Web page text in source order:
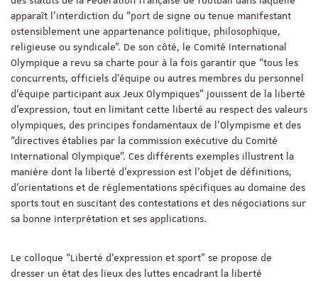
apparaît l’interdiction du “port de signe ou tenue manifestant
ostensiblement une appartenance politique, philosophique,
religieuse ou syndicale”. De son côté, le Comité International
Olympique a revu sa charte pour à la fois garantir que “tous les
concurrents, officiels d'équipe ou autres membres du personnel
d'équipe participant aux Jeux Olympiques” jouissent de la liberté
d'expression, tout en limitant cette liberté au respect des valeurs
olympiques, des principes fondamentaux de l'Olympisme et des
“directives établies par la commission exécutive du Comité
International Olympique”. Ces différents exemples illustrent la
manière dont la liberté d’expression est l’objet de définitions,
d’orientations et de réglementations spécifiques au domaine des
sports tout en suscitant des contestations et des négociations sur
sa bonne interprétation et ses applications.
Le colloque “Liberté d’expression et sport” se propose de
dresser un état des lieux des luttes encadrant la liberté